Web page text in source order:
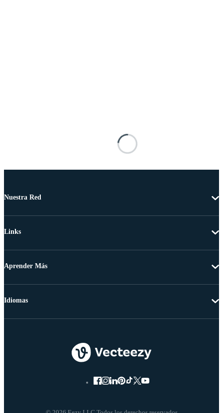
Nuestra Red
Links
Aprender Más
Idiomas